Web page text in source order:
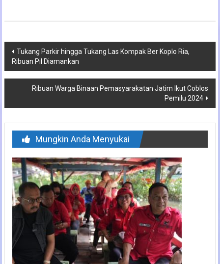
Navigasi
pos
Tukang Parkir hingga Tukang Las Kompak Ber Koplo Ria,
Ribuan Pil Diamankan
Ribuan Warga Binaan Pemasyarakatan Jatim Ikut Coblos
Pemilu 2024
Mungkin Anda Menyukai